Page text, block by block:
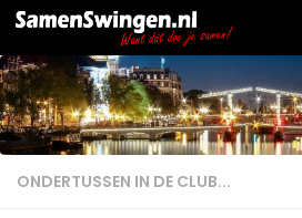
Doorgaan naar inhoud
ONDERTUSSEN IN DE CLUB...